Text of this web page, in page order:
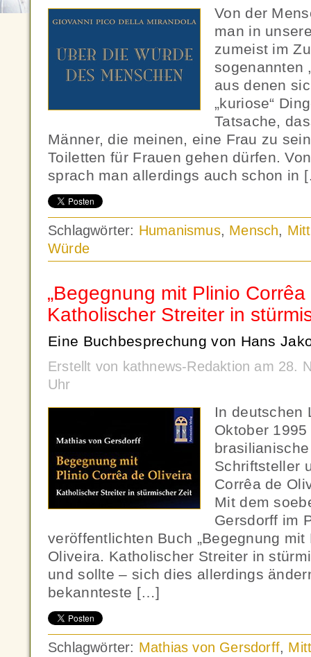
Von der
man in
zumeist im
sogenannten
aus denen
„kuriose“
Tatsache,
Männer, die meinen, eine Frau zu
Toiletten für Frauen gehen dürfen.
sprach man allerdings auch schon in
Schlagwörter: Humanismus, Mensch,
Würde
„Begegnung mit Plinio
Katholischer Streiter in
Eine Buchbesprechung von Hans
Erstellt von kathnews-Redaktion am 28.
Uhr
In deutschen
Oktober
Schriftsteller
Corrêa de
Mit dem
Gersdorff im
veröffentlichten Buch „Begegnung
Oliveira. Katholischer Streiter in
und sollte – sich dies allerdings
bekannteste […]
Schlagwörter: Mathias von Gersdorff,